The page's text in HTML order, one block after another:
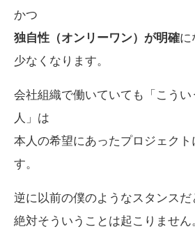
かつ
独自性（オンリーワン）が明確に
少なくなります。
会社組織で働いていても「こう
人」は
本人の希望にあったプロジェクト
す。
逆に以前の僕のようなスタンスだ
絶対そういうことは起こりません